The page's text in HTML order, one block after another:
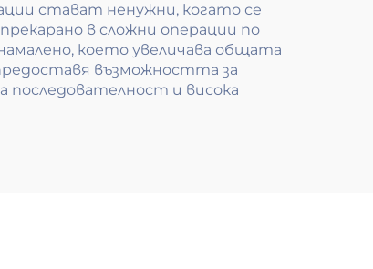
стават ненужни, когато се
в сложни операции по
което увеличава общата
възможността за
последователност и висока